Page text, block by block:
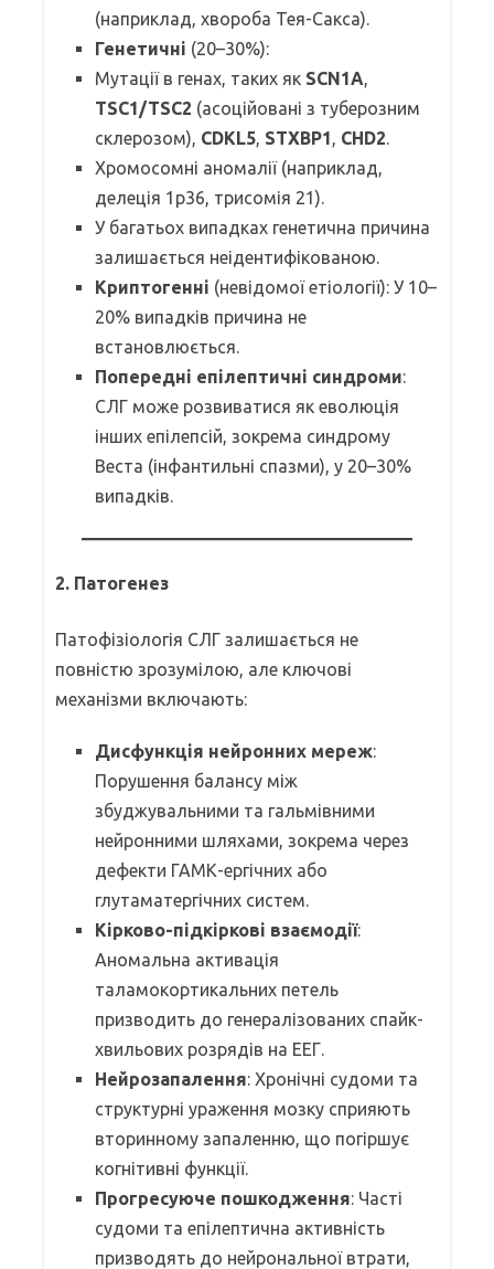
(наприклад, хвороба Тея-Сакса).
Генетичні (20–30%):
Мутації в генах, таких як SCN1A,
TSC1/TSC2 (асоційовані з туберозним
склерозом), CDKL5, STXBP1, CHD2.
Хромосомні аномалії (наприклад,
делеція 1p36, трисомія 21).
У багатьох випадках генетична причина
залишається неідентифікованою.
Криптогенні (невідомої етіології): У 10–
20% випадків причина не
встановлюється.
Попередні епілептичні синдроми:
СЛГ може розвиватися як еволюція
інших епілепсій, зокрема синдрому
Веста (інфантильні спазми), у 20–30%
випадків.
2. Патогенез
Патофізіологія СЛГ залишається не
повністю зрозумілою, але ключові
механізми включають:
Дисфункція нейронних мереж:
Порушення балансу між
збуджувальними та гальмівними
нейронними шляхами, зокрема через
дефекти ГАМК-ергічних або
глутаматергічних систем.
Кірково-підкіркові взаємодії:
Аномальна активація
таламокортикальних петель
призводить до генералізованих спайк-
хвильових розрядів на ЕЕГ.
Нейрозапалення: Хронічні судоми та
структурні ураження мозку сприяють
вторинному запаленню, що погіршує
когнітивні функції.
Прогресуюче пошкодження: Часті
судоми та епілептична активність
призводять до нейрональної втрати,